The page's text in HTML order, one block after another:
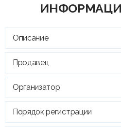
Описание
Продавец
Организатор
Порядок регистрации